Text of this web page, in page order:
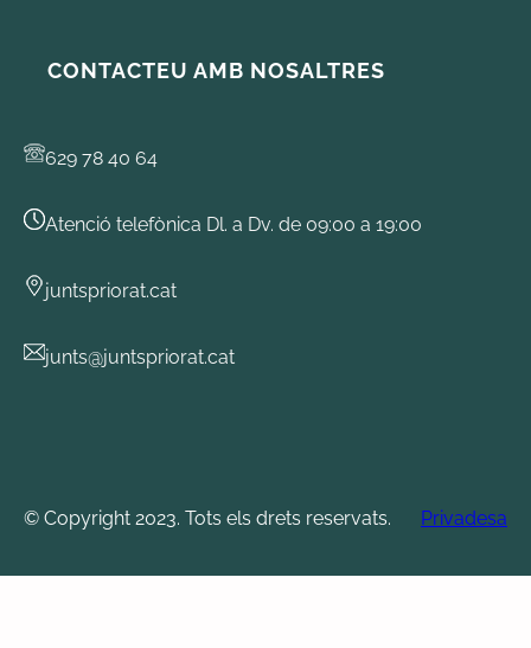
CONTACTEU AMB NOSALTRES
629 78 40 64
Atenció telefònica Dl. a Dv. de 09:00 a 19:00
juntspriorat.cat
junts@juntspriorat.cat
© Copyright 2023. Tots els drets reservats. Privadesa